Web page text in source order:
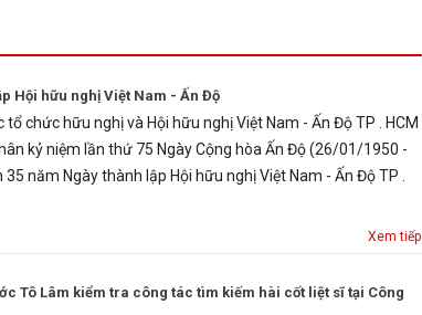
Hội hữu nghị Việt Nam - Ấn Độ
tổ chức hữu nghị và Hội hữu nghị Việt Nam - Ấn Độ TP . HCM
kỷ niệm lần thứ 75 Ngày Cộng hòa Ấn Độ (26/01/1950 -
năm Ngày thành lập Hội hữu nghị Việt Nam - Ấn Độ TP .
Xem tiếp
Tô Lâm kiểm tra công tác tìm kiếm hài cốt liệt sĩ tại Công